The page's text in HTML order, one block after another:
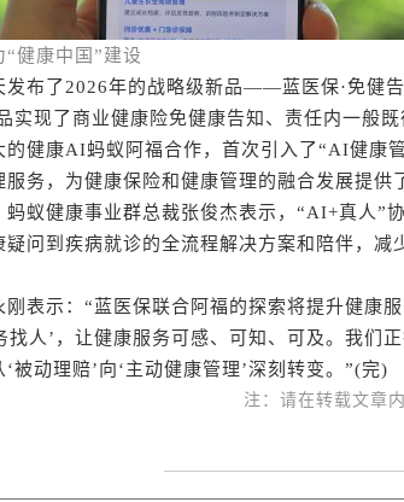
健康中国”建设
布了2026年的战略级新品——蓝医保·免健告
实现了商业健康险免健康告知、责任内一般
的健康AI蚂蚁阿福合作，首次引入了“AI健康
务，为健康保险和健康管理的融合发展提供
健康事业群总裁张俊杰表示，“AI+真人”协
疑问到疾病就诊的全流程解决方案和陪伴，减
示：“蓝医保联合阿福的探索将提升健康服
找人’，让健康服务可感、可知、可及。我们
被动理赔’向‘主动健康管理’深刻转变。”(完)
注：请在转载文章